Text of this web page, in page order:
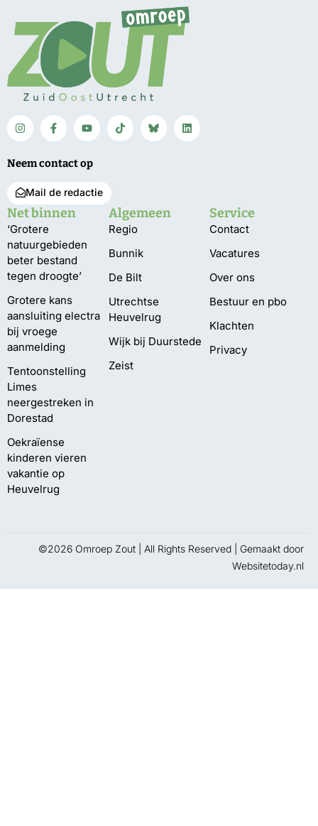
Neem contact op
Mail de redactie
Net binnen
‘Grotere
natuurgebieden
beter bestand
tegen droogte’
Grotere kans
aansluiting electra
bij vroege
aanmelding
Tentoonstelling
Limes
neergestreken in
Dorestad
Oekraïense
kinderen vieren
vakantie op
Heuvelrug
Algemeen
Regio
Bunnik
De Bilt
Utrechtse
Heuvelrug
Wijk bij Duurstede
Zeist
Service
Contact
Vacatures
Over ons
Bestuur en pbo
Klachten
Privacy
©2026 Omroep Zout | All Rights Reserved | Gemaakt door
Websitetoday.nl